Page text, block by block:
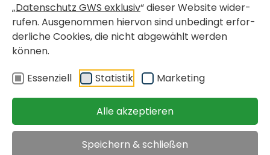
„Daten­schutz GWS exklusiv“ dieser Website wider­
rufen. Ausge­nommen hiervon sind unbe­dingt erfor­
der­liche Cookies, die nicht abge­wählt werden
können.
Essen­ziell
Statistik Marke­ting
Alle akzeptieren
Speichern & schließen
WOHN­PRO­JEKT-FOLDER DOWN­LOADEN